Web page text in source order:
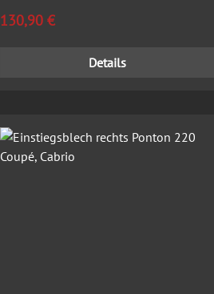
Regulärer Preis:
130,90 €
Details